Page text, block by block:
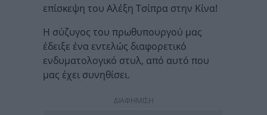
επίσκεψη του Αλέξη Τσίπρα στην Κίνα!
Η σύζυγος του πρωθυπουργού μας
έδειξε ένα εντελώς διαφορετικό
ενδυματολογικό στυλ, από αυτό που
μας έχει συνηθίσει.
ΔΙΑΦΗΜΙΣΗ